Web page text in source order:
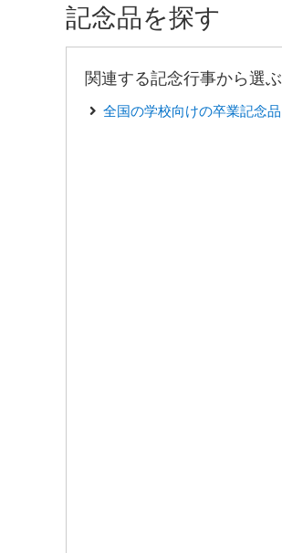
記念品を探す
関連する記念行事から選ぶ
全国の学校向けの卒業記念品